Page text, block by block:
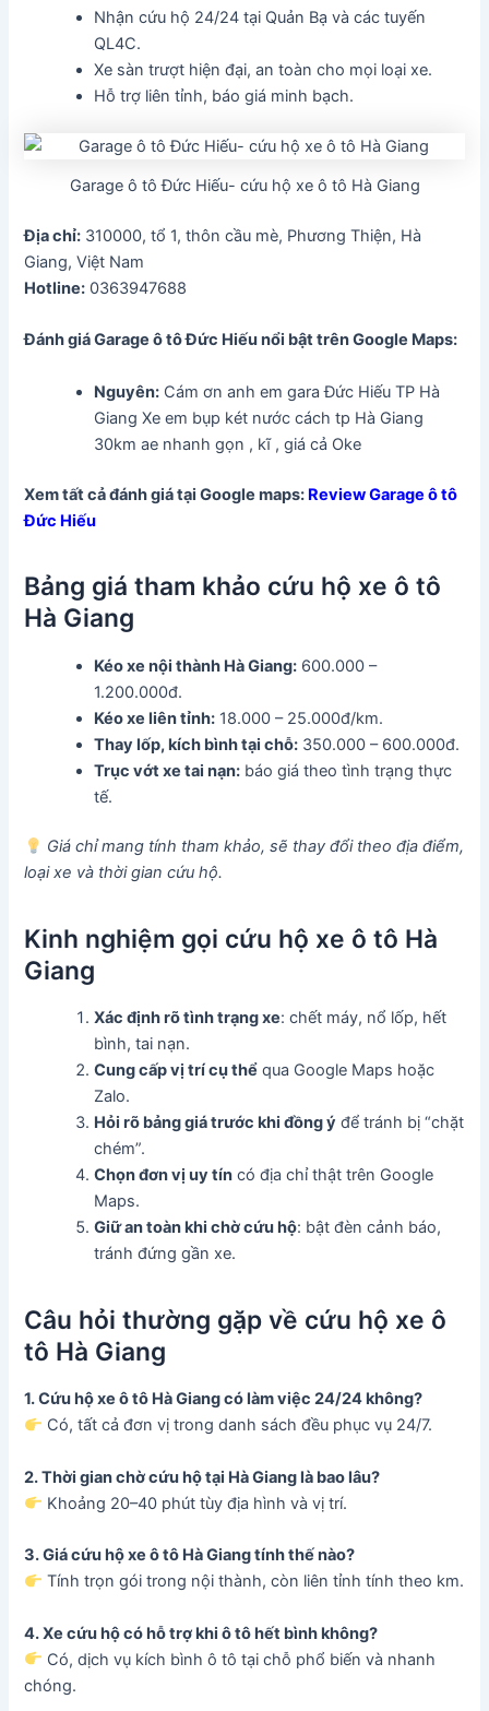
Nhận cứu hộ 24/24 tại Quản Bạ và các tuyến
QL4C.
Xe sàn trượt hiện đại, an toàn cho mọi loại xe.
Hỗ trợ liên tỉnh, báo giá minh bạch.
Garage ô tô Đức Hiếu- cứu hộ xe ô tô Hà Giang
Địa chỉ: 310000, tổ 1, thôn cầu mè, Phương Thiện, Hà
Giang, Việt Nam
Hotline: 0363947688
Đánh giá Garage ô tô Đức Hiếunổi bật trên Google Maps:
Nguyên: Cám ơn anh em gara Đức Hiếu TP Hà
Giang Xe em bụp két nước cách tp Hà Giang
30km ae nhanh gọn , kĩ , giá cả Oke
Xem tất cả đánh giá tại Google maps: Review Garage ô tô
Đức Hiếu
Bảng giá tham khảo cứu hộ xe ô tô
Hà Giang
Kéo xe nội thành Hà Giang: 600.000 –
1.200.000đ.
Kéo xe liên tỉnh: 18.000 – 25.000đ/km.
Thay lốp, kích bình tại chỗ: 350.000 – 600.000đ.
Trục vớt xe tai nạn: báo giá theo tình trạng thực
tế.
Giá chỉ mang tính tham khảo, sẽ thay đổi theo địa điểm,
loại xe và thời gian cứu hộ.
Kinh nghiệm gọi cứu hộ xe ô tô Hà
Giang
Xác định rõ tình trạng xe: chết máy, nổ lốp, hết
bình, tai nạn.
Cung cấp vị trí cụ thể qua Google Maps hoặc
Zalo.
Hỏi rõ bảng giá trước khi đồng ý để tránh bị “chặt
chém”.
Chọn đơn vị uy tín có địa chỉ thật trên Google
Maps.
Giữ an toàn khi chờ cứu hộ: bật đèn cảnh báo,
tránh đứng gần xe.
Câu hỏi thường gặp về cứu hộ xe ô
tô Hà Giang
1. Cứu hộ xe ô tô Hà Giang có làm việc 24/24 không?
Có, tất cả đơn vị trong danh sách đều phục vụ 24/7.
2. Thời gian chờ cứu hộ tại Hà Giang là bao lâu?
Khoảng 20–40 phút tùy địa hình và vị trí.
3. Giá cứu hộ xe ô tô Hà Giang tính thế nào?
Tính trọn gói trong nội thành, còn liên tỉnh tính theo km.
4. Xe cứu hộ có hỗ trợ khi ô tô hết bình không?
Có, dịch vụ kích bình ô tô tại chỗ phổ biến và nhanh
chóng.